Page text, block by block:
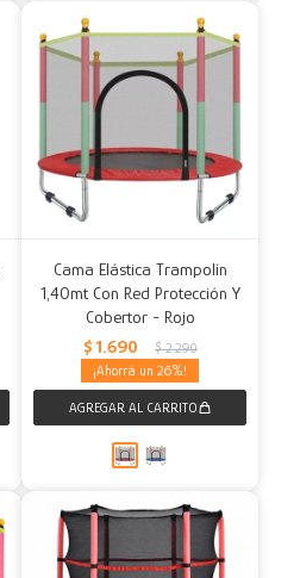
Cama Elástica Trampolín
1,40mt Con Red Protección Y
Cobertor - Rojo
$ 1.690 $ 2.290
26